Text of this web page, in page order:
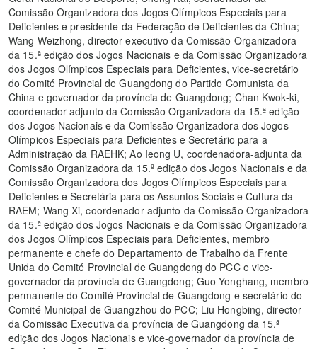
Comissão Organizadora dos Jogos Olímpicos Especiais para
Deficientes e presidente da Federação de Deficientes da China;
Wang Weizhong, director executivo da Comissão Organizadora
da 15.ª edição dos Jogos Nacionais e da Comissão Organizadora
dos Jogos Olímpicos Especiais para Deficientes, vice-secretário
do Comité Provincial de Guangdong do Partido Comunista da
China e governador da província de Guangdong; Chan Kwok-ki,
coordenador-adjunto da Comissão Organizadora da 15.ª edição
dos Jogos Nacionais e da Comissão Organizadora dos Jogos
Olímpicos Especiais para Deficientes e Secretário para a
Administração da RAEHK; Ao Ieong U, coordenadora-adjunta da
Comissão Organizadora da 15.ª edição dos Jogos Nacionais e da
Comissão Organizadora dos Jogos Olímpicos Especiais para
Deficientes e Secretária para os Assuntos Sociais e Cultura da
RAEM; Wang Xi, coordenador-adjunto da Comissão Organizadora
da 15.ª edição dos Jogos Nacionais e da Comissão Organizadora
dos Jogos Olímpicos Especiais para Deficientes, membro
permanente e chefe do Departamento de Trabalho da Frente
Unida do Comité Provincial de Guangdong do PCC e vice-
governador da província de Guangdong; Guo Yonghang, membro
permanente do Comité Provincial de Guangdong e secretário do
Comité Municipal de Guangzhou do PCC; Liu Hongbing, director
da Comissão Executiva da província de Guangdong da 15.ª
edição dos Jogos Nacionais e vice-governador da província de